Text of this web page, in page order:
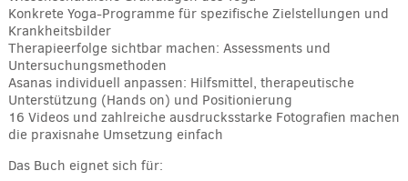
Konkrete Yoga-Programme für spezifische Zielstellungen und
Krankheitsbilder
Therapieerfolge sichtbar machen: Assessments und
Untersuchungsmethoden
Asanas individuell anpassen: Hilfsmittel, therapeutische
Unterstützung (Hands on) und Positionierung
16 Videos und zahlreiche ausdrucksstarke Fotografien machen
die praxisnahe Umsetzung einfach
Das Buch eignet sich für: